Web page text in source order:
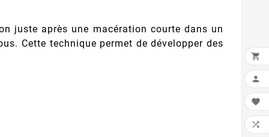
juste après une macération courte dans un
Cette technique permet de développer des



